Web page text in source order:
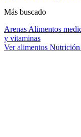
Más buscado
Arenas Alimentos
y vitaminas
Ver alimentos Nutrición